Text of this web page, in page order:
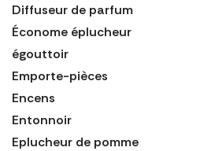
Diffuseur de parfum
Économe éplucheur
égouttoir
Emporte-pièces
Encens
Entonnoir
Eplucheur de pomme